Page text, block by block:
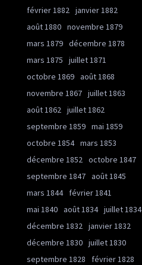
février 1882 janvier 1882
août 1880 novembre 1879
mars 1879 décembre 1878
mars 1875
juillet 1871
octobre 1869 août 1868
novembre 1867 juillet 1863
août 1862 juillet 1862
septembre 1859 mai 1859
octobre 1854 mars 1853
décembre 1852 octobre 1847
septembre 1847 août 1845
mars 1844
février 1841
mai 1840 août 1834 juillet 1834
décembre 1832 janvier 1832
décembre 1830 juillet 1830
septembre 1828
février 1828